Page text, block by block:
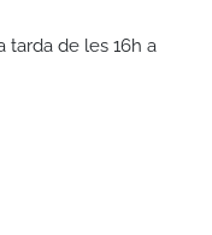
tarda de les 16h a